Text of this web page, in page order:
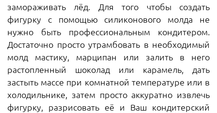
замораживать лёд. Для того чтобы создать
фигурку с помощью силиконового молда не
нужно быть профессиональным кондитером.
Достаточно просто утрамбовать в необходимый
молд мастику, марципан или залить в него
растопленный шоколад или карамель, дать
застыть массе при комнатной температуре или в
холодильнике, затем просто аккуратно извлечь
фигурку, разрисовать её и Ваш кондитерский